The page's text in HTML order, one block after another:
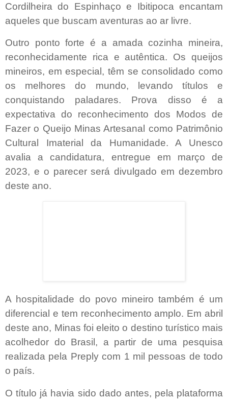
Cordilheira do Espinhaço e Ibitipoca encantam
aqueles que buscam aventuras ao ar livre.
Outro ponto forte é a amada cozinha mineira,
reconhecidamente rica e autêntica. Os queijos
mineiros, em especial, têm se consolidado como
os melhores do mundo, levando títulos e
conquistando paladares. Prova disso é a
expectativa do reconhecimento dos Modos de
Fazer o Queijo Minas Artesanal como Patrimônio
Cultural Imaterial da Humanidade. A Unesco
avalia a candidatura, entregue em março de
2023, e o parecer será divulgado em dezembro
deste ano.
A hospitalidade do povo mineiro também é um
diferencial e tem reconhecimento amplo. Em abril
deste ano, Minas foi eleito o destino turístico mais
acolhedor do Brasil, a partir de uma pesquisa
realizada pela Preply com 1 mil pessoas de todo
o país.
O título já havia sido dado antes, pela plataforma